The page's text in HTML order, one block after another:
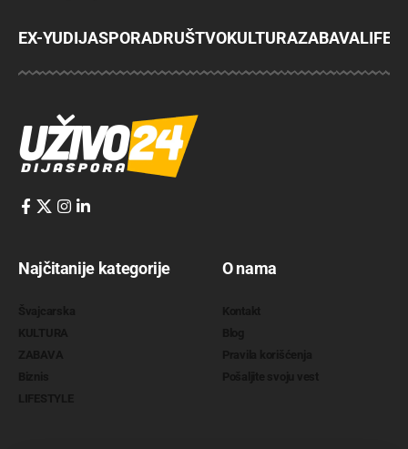
EX-YUDIJASPORADRUŠTVOKULTURAZABAVA
Najčitanije kategorije O nama